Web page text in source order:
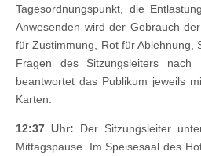
Tagesordnungspunkt, die
Anwesenden wird der Gebrauch
für Zustimmung, Rot für Ablehnung,
Fragen des Sitzungsleiters nach
beantwortet das Publikum jeweils
Karten.
12:37 Uhr: Der Sitzungsleiter
Mittagspause. Im Speisesaal des